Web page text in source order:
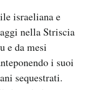
israeliana e
nella Striscia
e da mesi
i suoi
sequestrati.